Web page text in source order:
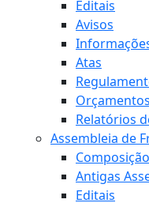
Editais
Avisos
Atas
Orçamentos
Relatórios
Assembleia de
Antigas
Editais